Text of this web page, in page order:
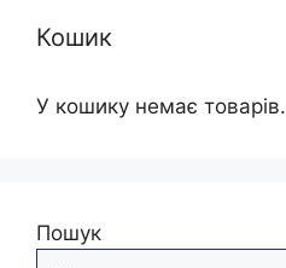
Кошик
У кошику немає товарів.
Пошук